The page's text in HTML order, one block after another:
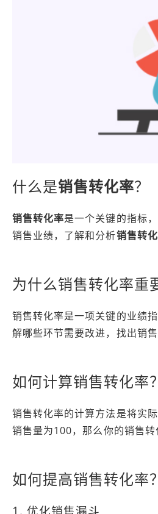
什么是销售转化率？
销售转化率是一个关键的指标
销售业绩，了解和分析销售转
为什么销售转化率重
销售转化率是一项关键的业绩
解哪些环节需要改进，找出销
如何计算销售转化率？
销售转化率的计算方法是将实
销售量为100，那么你的销售转
如何提高销售转化率？
1. 优化销售漏斗